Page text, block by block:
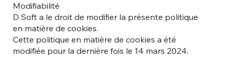
Modifiabilité
D Soft a le droit de modifier la présente politique
en matière de cookies.
Cette politique en matière de cookies a été
modifiée pour la dernière fois le 14 mars 2024.